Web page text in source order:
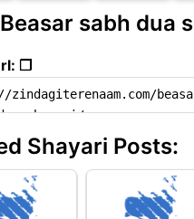
sabh dua
❐
Shayari Posts: